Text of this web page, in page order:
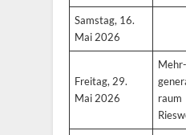
Samstag, 16.
Mai 2026
Freitag, 29.
Mai 2026
Mehr-
raum